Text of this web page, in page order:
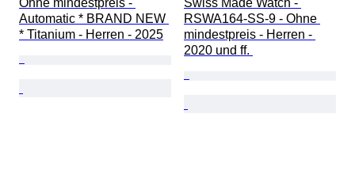
Ohne mindestpreis -
Automatic * BRAND NEW
* Titanium - Herren - 2025
Swiss Made Watch -
RSWA164-SS-9 - Ohne
mindestpreis - Herren -
2020 und ff.